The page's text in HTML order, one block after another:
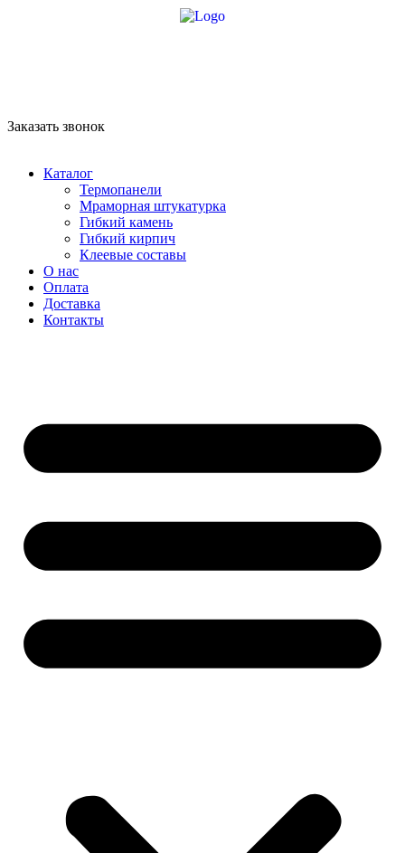
Заказать звонок
Каталог
Термопанели
Мраморная штукатурка
Гибкий камень
Гибкий кирпич
Клеевые составы
О нас
Оплата
Доставка
Контакты